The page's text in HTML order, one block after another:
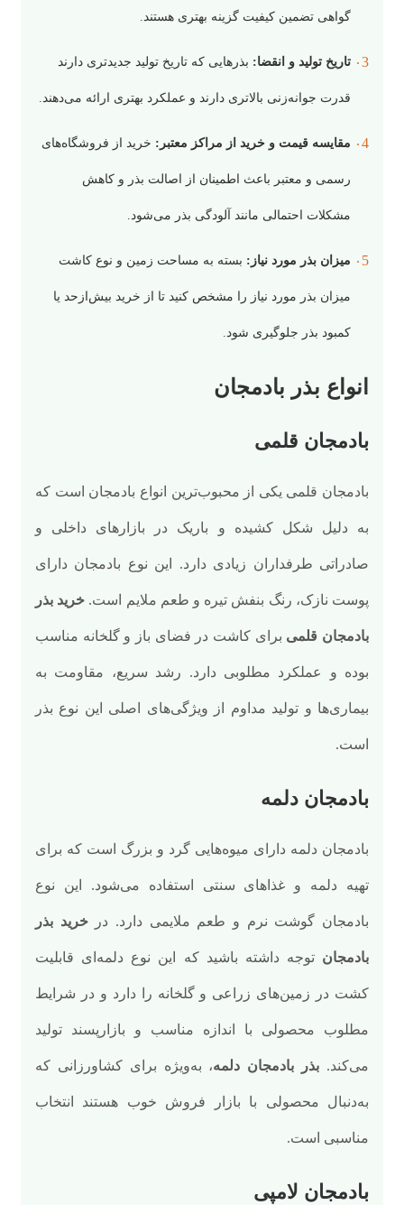
گواهی تضمین کیفیت گزینه بهتری هستند.
تاریخ تولید و انقضا: بذرهایی که تاریخ تولید جدیدتری دارند
قدرت جوانه‌زنی بالاتری دارند و عملکرد بهتری ارائه می‌دهند.
مقایسه قیمت و خرید از مراکز معتبر: خرید از فروشگاه‌های
رسمی و معتبر باعث اطمینان از اصالت بذر و کاهش
مشکلات احتمالی مانند آلودگی بذر می‌شود.
میزان بذر مورد نیاز: بسته به مساحت زمین و نوع کاشت
میزان بذر مورد نیاز را مشخص کنید تا از خرید بیش‌ازحد یا
کمبود بذر جلوگیری شود.
انواع بذر بادمجان
بادمجان قلمی
بادمجان قلمی یکی از محبوب‌ترین انواع بادمجان است که
به دلیل شکل کشیده و باریک در بازارهای داخلی و
صادراتی طرفداران زیادی دارد. این نوع بادمجان دارای
پوست نازک، رنگ بنفش تیره و طعم ملایم است. خرید بذر
بادمجان قلمی برای کاشت در فضای باز و گلخانه مناسب
بوده و عملکرد مطلوبی دارد. رشد سریع، مقاومت به
بیماری‌ها و تولید مداوم از ویژگی‌های اصلی این نوع بذر
است.
بادمجان دلمه
بادمجان دلمه دارای میوه‌هایی گرد و بزرگ است که برای
تهیه دلمه و غذاهای سنتی استفاده می‌شود. این نوع
بادمجان گوشت نرم و طعم ملایمی دارد. درخرید بذر
بادمجان توجه داشته باشید که این نوع دلمه‌ای قابلیت
کشت در زمین‌های زراعی و گلخانه را دارد و در شرایط
مطلوب محصولی با اندازه مناسب و بازارپسند تولید
می‌کند. بذر بادمجان دلمه، به‌ویژه برای کشاورزانی که
به‌دنبال محصولی با بازار فروش خوب هستند انتخاب
مناسبی است.
بادمجان لامپی